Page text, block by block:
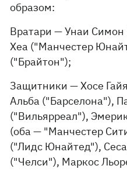
образом:
Вратари — Унаи
Хеа ("Манчестер
("Брайтон");
Защитники — Хосе
Альба ("Барселона"),
("Вильярреал"),
(оба — "Манчестер
("Лидс Юнайтед"),
("Челси"), Маркос